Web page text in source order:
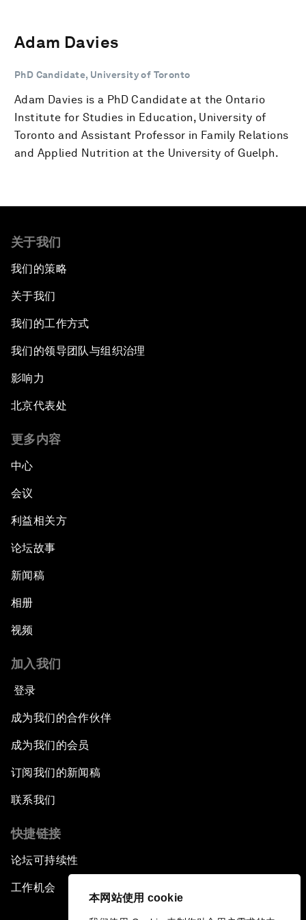
本网站使用 cookie
Adam Davies
PhD Candidate, University of Toronto
Adam Davies is a PhD Candidate at the Ontario
Institute for Studies in Education, University of
Toronto and Assistant Professor in Family Relations
and Applied Nutrition at the University of Guelph.
关于我们
我们的策略
关于我们
我们的工作方式
我们的领导团队与组织治理
影响力
北京代表处
更多内容
中心
会议
利益相关方
论坛故事
新闻稿
相册
视频
加入我们
登录
成为我们的合作伙伴
成为我们的会员
订阅我们的新闻稿
联系我们
快捷链接
论坛可持续性
工作机会